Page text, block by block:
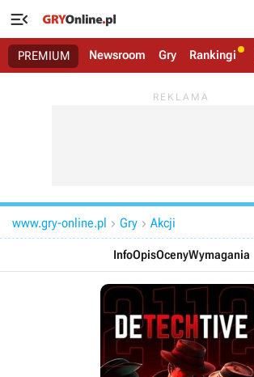

PREMIUM Newsroom Gry Rankingi
www.gry-online.pl  Gry  Akcji
InfoOpisOcenyWymagania